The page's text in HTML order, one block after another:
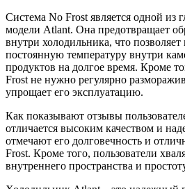
Система No Frost является одной из
модели Atlant. Она предотвращает
внутри холодильника, что
постоянную температуру внутри
продуктов на долгое время. Кроме
Frost не нужно регулярно
упрощает его эксплуатацию.
Как показывают отзывы
отличается высоким качеством и
отмечают его долговечность и
Frost. Кроме того, пользователи
внутреннего пространства и